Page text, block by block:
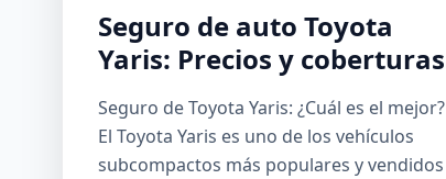
Seguro de auto Toyota
Yaris: Precios y coberturas
Seguro de Toyota Yaris: ¿Cuál es el mejor?
El Toyota Yaris es uno de los vehículos
subcompactos más populares y vendidos